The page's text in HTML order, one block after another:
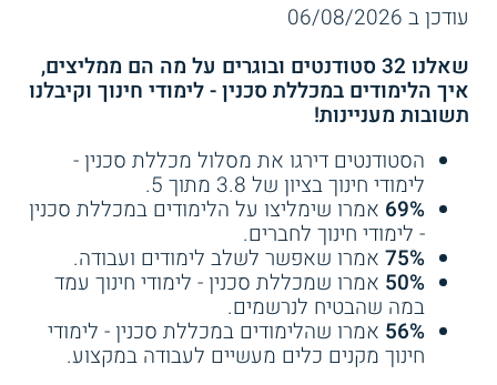
עודכן ב 06/08/2026
שאלנו 32 סטודנטים ובוגרים על מה הם ממליצים,
איך הלימודים במכללת סכנין - לימודי חינוך וקיבלנו
תשובות מעניינות!
הסטודנטים דירגו את מסלול מכללת סכנין -
לימודי חינוך בציון של 3.8 מתוך 5.
69% אמרו שימליצו על הלימודים במכללת סכנין
- לימודי חינוך לחברים.
75% אמרו שאפשר לשלב לימודים ועבודה.
50% אמרו שמכללת סכנין - לימודי חינוך עמד
במה שהבטיח לנרשמים.
56% אמרו שהלימודים במכללת סכנין - לימודי
חינוך מקנים כלים מעשיים לעבודה במקצוע.